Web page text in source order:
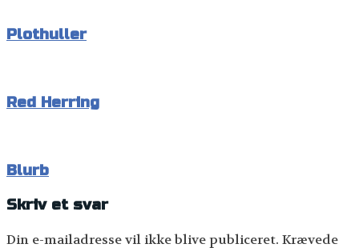
Plothuller
Red Herring
Blurb
Skriv et svar
Din e-mailadresse vil ikke blive publiceret. Krævede